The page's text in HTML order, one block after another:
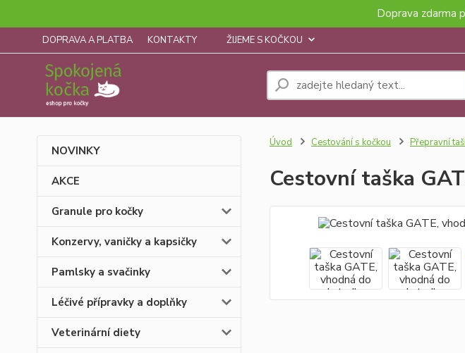
Doprava zdarma
DOPRAVA A PLATBA KONTAKTY ŽIJEME S KOČKOU
NOVINKY
AKCE
Granule pro kočky
Konzervy, vaničky a kapsičky
Pamlsky a svačinky
Léčivé přípravky a doplňky
Veterinární diety
Úvod Cestování s kočkou Přepravní
Cestovní taška